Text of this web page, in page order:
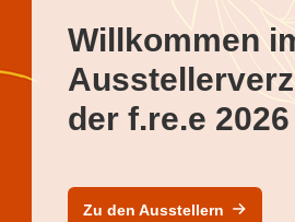
Willkommen
der f.re.e 2026
Zu den Ausstellern